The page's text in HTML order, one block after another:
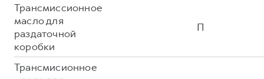
Трансмиссионное
масло для
раздаточной
коробки
П
Трансмисионное